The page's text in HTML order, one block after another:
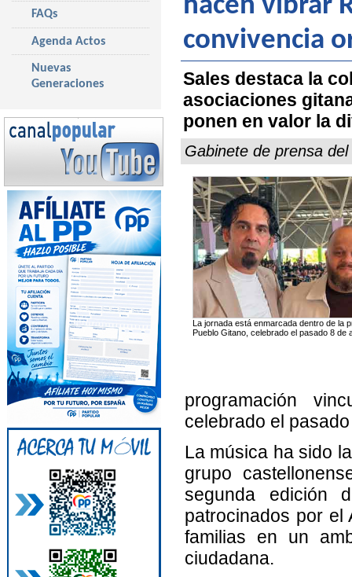
hacen vibrar
convivencia
Sales destaca la
asociaciones
ponen en valor la
Gabinete de prensa
La jornada está enmarcada dentro de la
Pueblo Gitano, celebrado el pasado 8 de
programación
celebrado el
La música ha sido
grupo
segunda edición
patrocinados por el
familias en un
ciudadana.
FAQs
Agenda Actos
Nuevas
Generaciones